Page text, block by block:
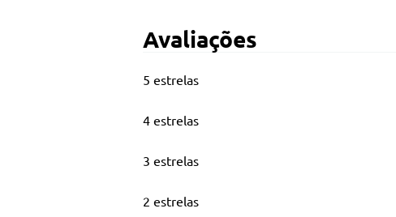
Adaptação social e interação
Conhecimento Geral
Coordenação entre olhos e mãos
Planejamento e estratégia
Avaliações
5 estrelas
4 estrelas
3 estrelas
2 estrelas